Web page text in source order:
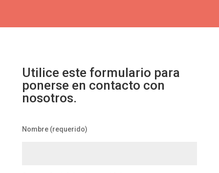
Utilice este formulario para
ponerse en contacto con
nosotros.
Nombre (requerido)